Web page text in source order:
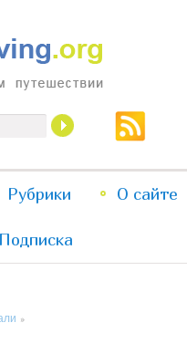
Перейти
к
Перейти
к
Рубрики О сайте
Подписка
»